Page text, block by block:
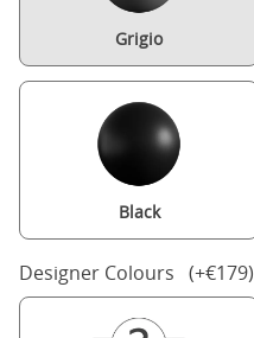
Grigio
Black
Designer Colours (+€179)